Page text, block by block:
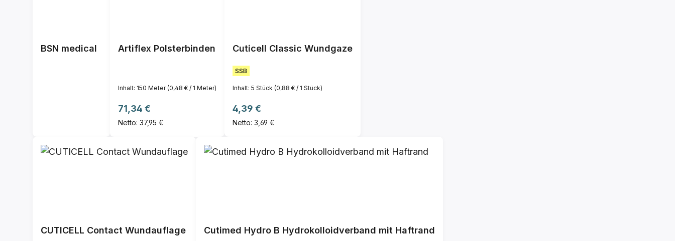
BSN medical Artiflex Polsterbinden
Inhalt: 150 Meter(0,48 € / 1 Meter)
Regulärer Preis:
71,34 €
Netto: 37,95 €
Cuticell Classic Wundgaze
SSB
Inhalt: 5 Stück (0,88 € / 1 Stück)
Regulärer Preis:
4,39 €
Netto: 3,69 €
CUTICELL Contact Wundauflage Cutimed Hydro B Hydrokolloidverband mit Haftrand